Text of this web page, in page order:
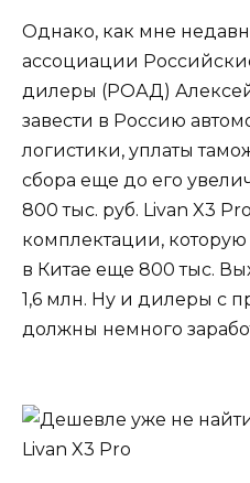
Однако, как мне
ассоциации
дилеры (РОАД)
завести в Россию
логистики, уплаты
сбора еще до его
800 тыс. руб. Livan X3
комплектации, которую
в Китае еще 800 тыс.
1,6 млн. Ну и дилеры с
должны немного